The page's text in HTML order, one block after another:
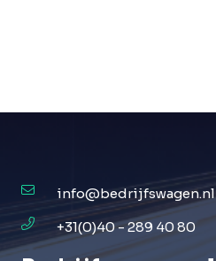
info@bedrijfswagen.nl
+31(0)40 - 289 40 80